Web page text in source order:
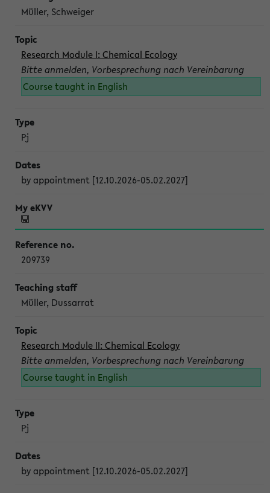
Müller, Schweiger
Research Module I: Chemical Ecology
Bitte anmelden, Vorbesprechung nach Vereinbarung
Course taught in English
Pj
by appointment [12.10.2026-05.02.2027]
209739
Müller, Dussarrat
Research Module II: Chemical Ecology
Bitte anmelden, Vorbesprechung nach Vereinbarung
Course taught in English
Pj
by appointment [12.10.2026-05.02.2027]